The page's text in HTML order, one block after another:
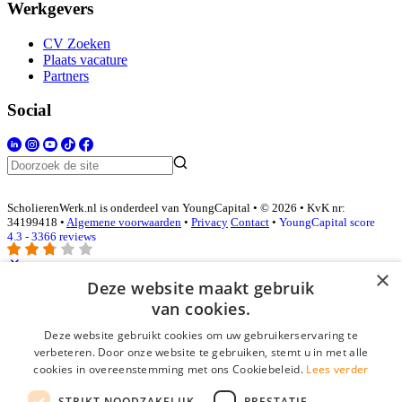
Werkgevers
CV Zoeken
Plaats vacature
Partners
Social
ScholierenWerk.nl is onderdeel van YoungCapital • © 2026 • KvK nr:
34199418 • Algemene voorwaarden • Privacy Contact • YoungCapital score
4.3 - 3366 reviews
Inloggen als bedrijf
E-mail*
Wachtwoord
×
Deze website maakt gebruik
van cookies.
Deze website gebruikt cookies om uw gebruikerservaring te
verbeteren. Door onze website te gebruiken, stemt u in met alle
cookies in overeenstemming met ons Cookiebeleid. Lees verder